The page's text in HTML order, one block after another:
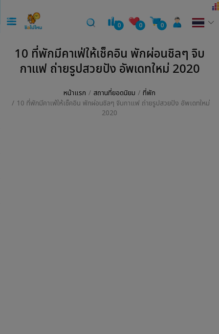
0 0 0
10 ที่พักมีคาเฟ่ให้เช็คอิน พักผ่อนชิลๆ จิบ
กาแฟ ถ่ายรูปสวยปัง อัพเดทใหม่ 2020
หน้าแรก สถานที่ยอดนิยม
ที่พัก
10 ที่พักมีคาเฟ่ให้เช็คอิน พักผ่อนชิลๆ จิบกาแฟ ถ่ายรูปสวยปัง อัพเดทใหม่
2020